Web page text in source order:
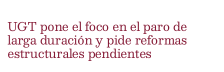
UGT pone el foco en el paro de
larga duración y pide reformas
estructurales pendientes